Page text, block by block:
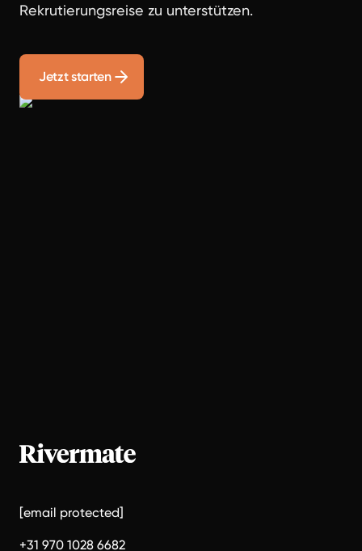
Rekrutierungsreise zu unterstützen.
Jetzt starten
[email protected]
+31 970 1028 6682